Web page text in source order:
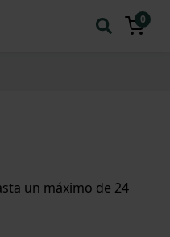
0
un máximo de 24